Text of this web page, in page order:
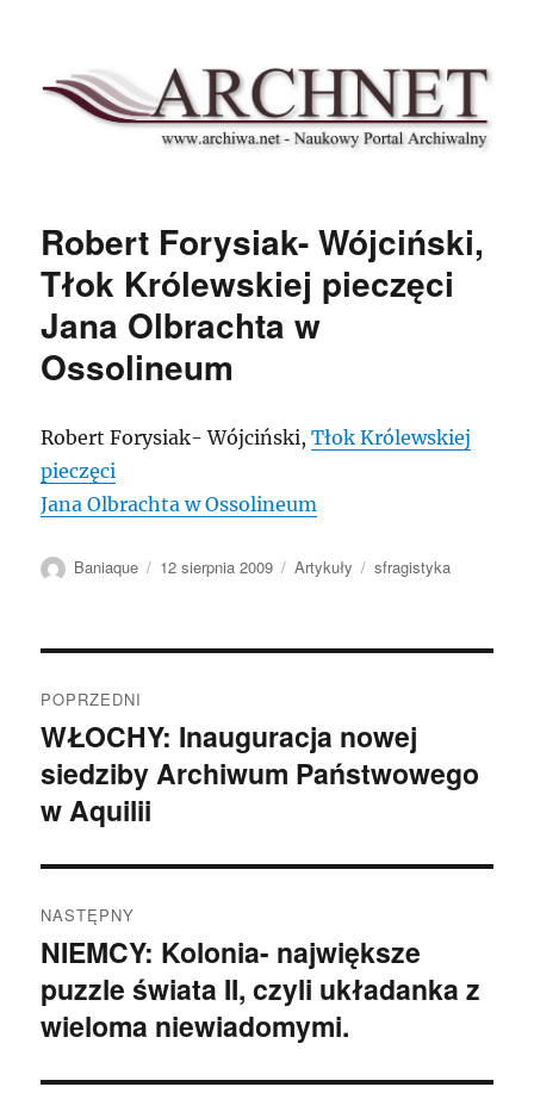
Archnet
Robert Forysiak- Wójciński,
Tłok Królewskiej pieczęci
Jana Olbrachta w
Ossolineum
Robert Forysiak- Wójciński,Tłok Królewskiej
pieczęci
Jana Olbrachta w Ossolineum
Autor
Baniaque
Data
12 sierpnia 2009 Kategorie
Artykuły Tagi
sfragistyka
wpisu
POPRZEDNI
Poprzedni
wpis:
WŁOCHY: Inauguracja nowej
siedziby Archiwum Państwowego
w Aquilii
NASTĘPNY
Następny
wpis:
NIEMCY: Kolonia- największe
puzzle świata II, czyli układanka z
wieloma niewiadomymi.